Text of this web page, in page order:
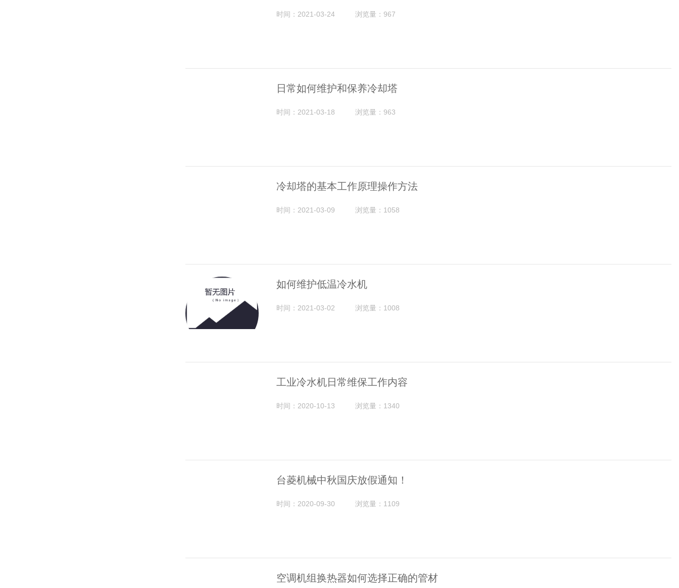
时间：2021-03-24 浏览量：967
日常如何维护和保养冷却塔
时间：2021-03-18 浏览量：963
冷却塔的基本工作原理操作方法
时间：2021-03-09 浏览量：1058
如何维护低温冷水机
时间：2021-03-02 浏览量：1008
工业冷水机日常维保工作内容
时间：2020-10-13 浏览量：1340
台菱机械中秋国庆放假通知！
时间：2020-09-30 浏览量：1109
空调机组换热器如何选择正确的管材